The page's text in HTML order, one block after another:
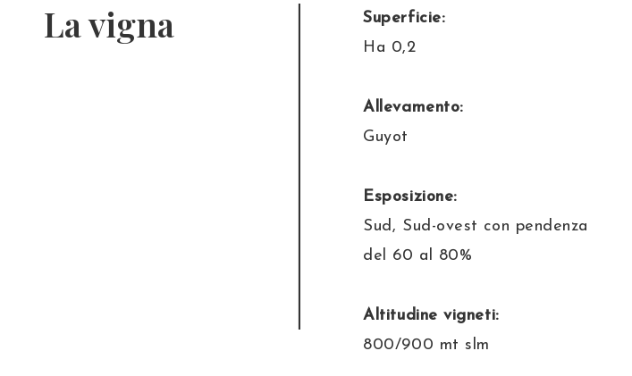
La vigna
Superficie:
Ha 0,2
Allevamento:
Guyot
Esposizione:
Sud, Sud-ovest con pendenza
del 60 al 80%
Altitudine vigneti:
800/900 mt slm